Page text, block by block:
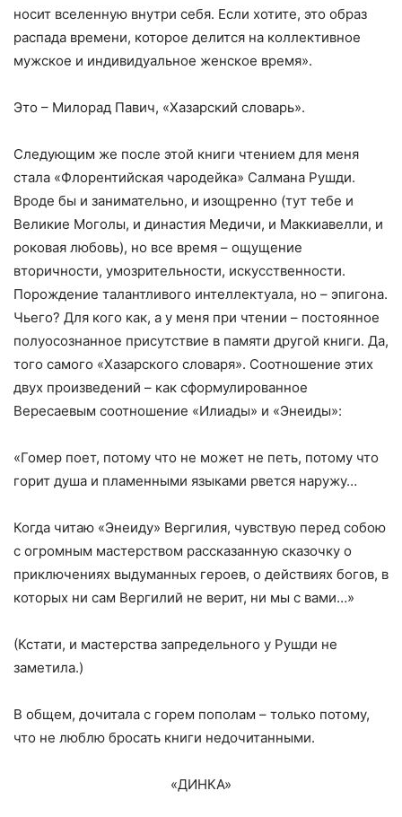
носит вселенную внутри себя. Если хотите, это образ
распада времени, которое делится на коллективное
мужское и индивидуальное женское время».
Это – Милорад Павич, «Хазарский словарь».
Следующим же после этой книги чтением для меня
стала «Флорентийская чародейка» Салмана Рушди.
Вроде бы и занимательно, и изощренно (тут тебе и
Великие Моголы, и династия Медичи, и Маккиавелли, и
роковая любовь), но все время – ощущение
вторичности, умозрительности, искусственности.
Порождение талантливого интеллектуала, но – эпигона.
Чьего? Для кого как, а у меня при чтении – постоянное
полуосознанное присутствие в памяти другой книги. Да,
того самого «Хазарского словаря». Соотношение этих
двух произведений – как сформулированное
Вересаевым соотношение «Илиады» и «Энеиды»:
«Гомер поет, потому что не может не петь, потому что
горит душа и пламенными языками рвется наружу…
Когда читаю «Энеиду» Вергилия, чувствую перед собою
с огромным мастерством рассказанную сказочку о
приключениях выдуманных героев, о действиях богов, в
которых ни сам Вергилий не верит, ни мы с вами…»
(Кстати, и мастерства запредельного у Рушди не
заметила.)
В общем, дочитала с горем пополам – только потому,
что не люблю бросать книги недочитанными.
«ДИНКА»